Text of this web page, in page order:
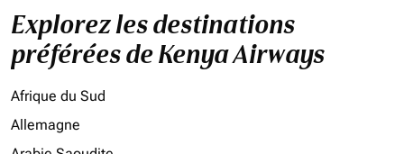
Explorez les destinations
préférées de Kenya Airways
Afrique du Sud
Allemagne